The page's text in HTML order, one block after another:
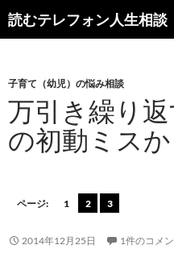
読むテレフォン人生相談
子育て（幼児）の悩み相談
万引き繰り
の初動ミスか
ページ: 1 2 3
2014年12月25日 1件のコメン